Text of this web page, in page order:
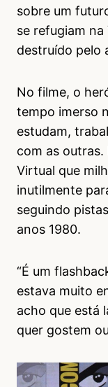
sobre um
se refugiam
destruído pelo
No filme, o
tempo imerso
estudam,
com as outras.
Virtual que
inutilmente
seguindo
anos 1980.
“É um
estava muito
acho que está
quer gostem